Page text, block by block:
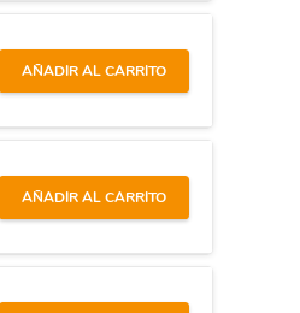
AÑADIR AL CARRITO
AÑADIR AL CARRITO